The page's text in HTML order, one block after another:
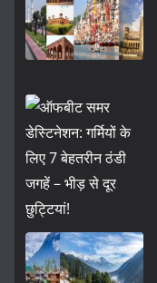
e
b
o
k
er l